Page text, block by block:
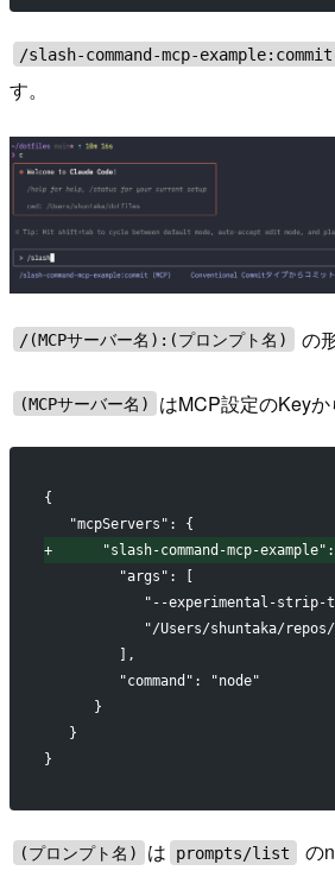
/slash-command-mcp-example:commit
す。
/(MCPサーバー名):(プロンプト名) の
(MCPサーバー名) はMCP設定のKeyか
{
  "mcpServers": {
+
"slash-command-mcp-
        "args": [
"--experimental-strip-
"/Users/shuntaka/
        ],
        "command": "node"
     }
  }
}
(プロンプト名) は prompts/list
の